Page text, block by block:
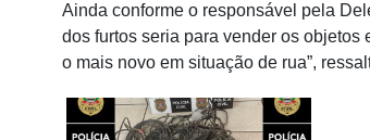
Ainda conforme o responsável pela
dos furtos seria para vender os
o mais novo em situação de rua”,